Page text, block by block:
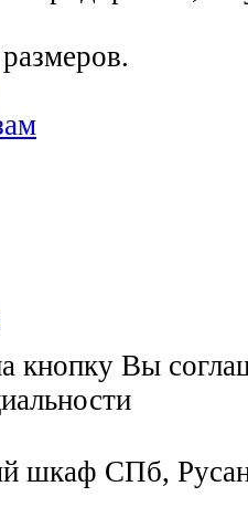
кнопку Вы
шкаф СПб,